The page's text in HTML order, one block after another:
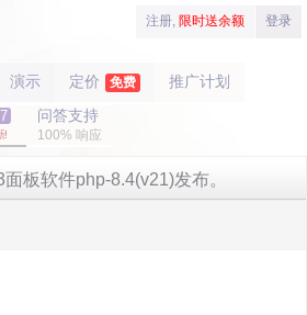
注册, 限时送余额 登录
演示 定价 免费 推广计划
!
问答支持
100% 响应
板软件php-8.4(v21)发布。